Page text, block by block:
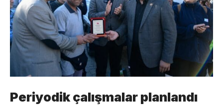
Periyodik çalışmalar planlandı